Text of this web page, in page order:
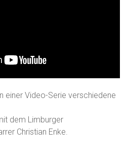
einer Video-Serie verschiedene
dem Limburger
Christian Enke.